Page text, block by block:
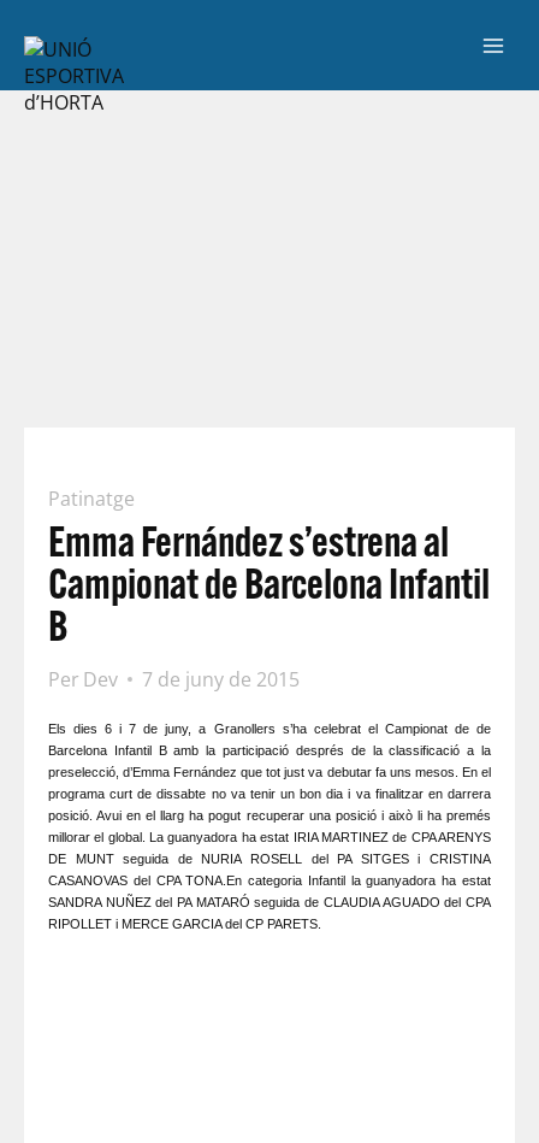
Patinatge
Emma Fernández s’estrena al
Campionat de Barcelona Infantil
B
Per Dev 7 de juny de 2015
Els dies 6 i 7 de juny, a Granollers s’ha celebrat el Campionat de de
Barcelona Infantil B amb la participació després de la classificació a la
preselecció, d’Emma Fernández que tot just va debutar fa uns mesos. En el
programa curt de dissabte no va tenir un bon dia i va finalitzar en darrera
posició. Avui en el llarg ha pogut recuperar una posició i això li ha premés
millorar el global. La guanyadora ha estat IRIA MARTINEZ de CPA ARENYS
DE MUNT seguida de NURIA ROSELL del PA SITGES i CRISTINA
CASANOVAS del CPA TONA.En categoria Infantil la guanyadora ha estat
SANDRA NUÑEZ del PA MATARÓ seguida de CLAUDIA AGUADO del CPA
RIPOLLET i MERCE GARCIA del CP PARETS.